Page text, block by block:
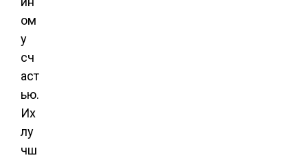
ом
у
сч
аст
ью.
Их
лу
чш